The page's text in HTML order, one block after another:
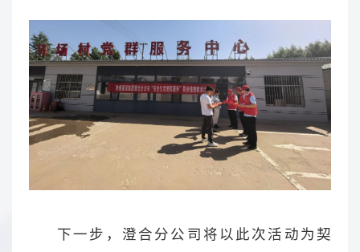
下一步，澄合分公司将以此次活动为契